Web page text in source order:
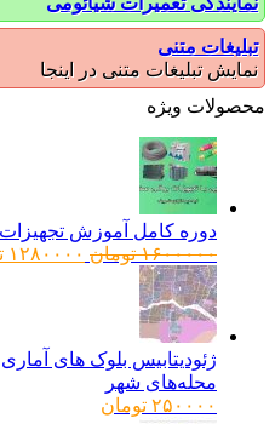
متنی
تبلیغات متنی در اینجا
ویژه
دوره کامل آموزش تجهیزات
۱۶۰۰۰۰۰ تومانقیمت
۱۲۸۰۰۰۰
محله‌های شهر
۲۵۰۰۰۰ تومان